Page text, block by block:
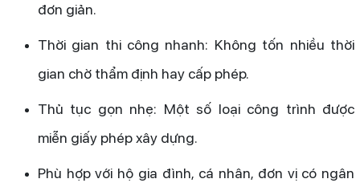
đơn giản.
Thời gian thi công nhanh: Không tốn nhiều thời
gian chờ thẩm định hay cấp phép.
Thủ tục gọn nhẹ: Một số loại công trình được
miễn giấy phép xây dựng.
Phù hợp với hộ gia đình, cá nhân, đơn vị có ngân